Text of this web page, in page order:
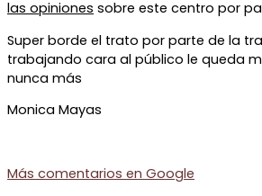
las opiniones sobre este centro por
Super borde el trato por parte de la
trabajando cara al público le queda
nunca más
Monica Mayas
Más comentarios en Google